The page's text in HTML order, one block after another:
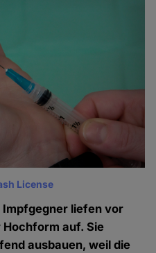
License
liefen vor
auf. Sie
ausbauen, weil die